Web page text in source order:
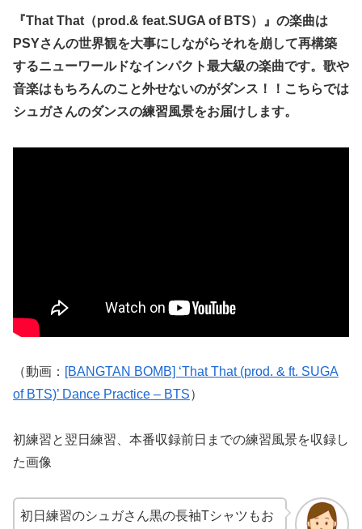
『That That（prod.& feat.SUGA of BTS）』の楽曲は
PSYさんの世界観を大事にしながらそれを崩して再構築
するニューワールドなインパクト最大級の楽曲です。歌や
音楽はもちろんのこと外せないのがダンス！！こちらでは
シュガさんのダンスの練習風景をお届けします。
（動画： [BANGTAN BOMB] ‘That That (prod. & ft. SUGA
of BTS)’ Dance Practice – BTS）
初練習と翌日練習、本番収録前日までの練習風景を収録し
た画像
初日練習のシュガさん黒の長袖Tシャツもお